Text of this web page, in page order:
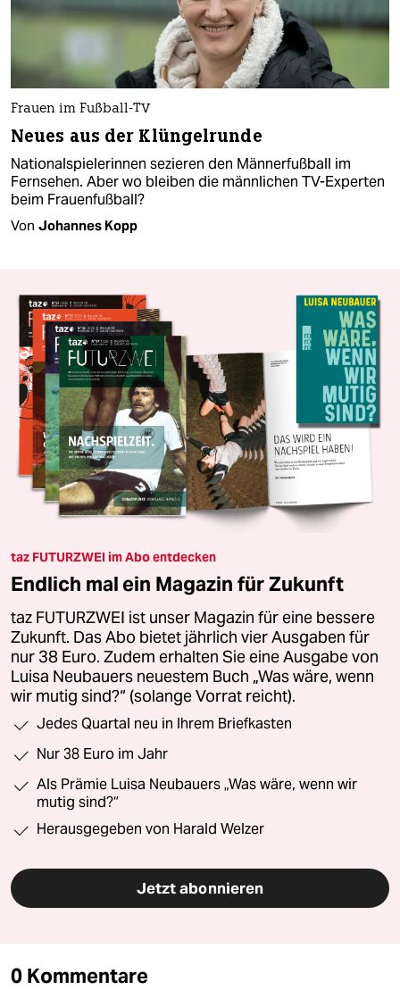
Frauen im Fußball-TV
Neues aus der Klüngelrunde
Nationalspielerinnen sezieren den Männerfußball im
Fernsehen. Aber wo bleiben die männlichen TV-Experten
beim Frauenfußball?
Von Johannes Kopp
taz FUTURZWEI im Abo entdecken
Endlich mal ein Magazin für Zukunft
taz FUTURZWEI ist unser Magazin für eine bessere
Zukunft. Das Abo bietet jährlich vier Ausgaben für
nur 38 Euro. Zudem erhalten Sie eine Ausgabe von
Luisa Neubauers neuestem Buch „Was wäre, wenn
wir mutig sind?“ (solange Vorrat reicht).
Jedes Quartal neu in Ihrem Briefkasten
Nur 38 Euro im Jahr
Als Prämie Luisa Neubauers „Was wäre, wenn wir
mutig sind?“
Herausgegeben von Harald Welzer
Jetzt abonnieren
0 Kommentare